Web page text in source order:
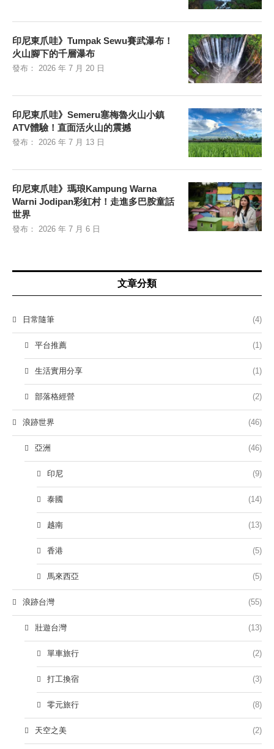
印尼東爪哇》Tumpak Sewu賽武瀑布！
火山腳下的千層瀑布
發布： 2026 年 7 月 20 日
印尼東爪哇》Semeru塞梅魯火山小鎮
ATV體驗！直面活火山的震撼
發布： 2026 年 7 月 13 日
印尼東爪哇》瑪琅Kampung Warna
Warni Jodipan彩虹村！走進多巴胺童話
世界
發布： 2026 年 7 月 6 日
文章分類
日常隨筆 (4)
平台推薦 (1)
生活實用分享 (1)
部落格經營 (2)
浪跡世界 (46)
亞洲 (46)
印尼 (9)
泰國 (14)
越南 (13)
香港 (5)
馬來西亞 (5)
浪跡台灣 (55)
壯遊台灣 (13)
單車旅行 (2)
打工換宿 (3)
零元旅行 (8)
天空之美 (2)